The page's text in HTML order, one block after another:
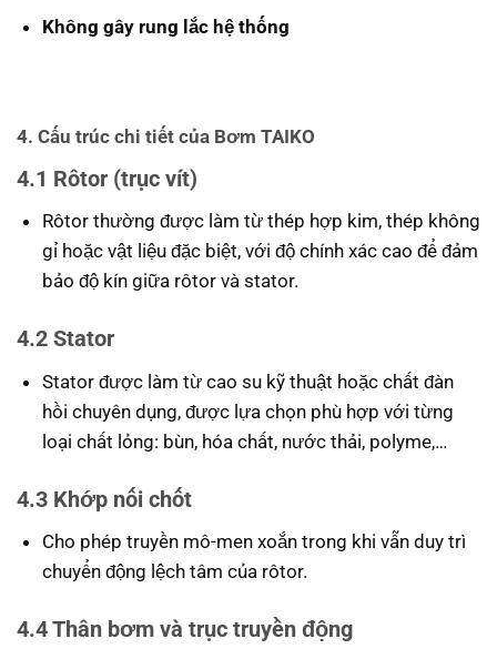
Không gây rung lắc hệ thống
4. Cấu trúc chi tiết của Bơm TAIKO
4.1 Rôtor (trục vít)
Rôtor thường được làm từ thép hợp kim, thép không
gỉ hoặc vật liệu đặc biệt, với độ chính xác cao để đảm
bảo độ kín giữa rôtor và stator.
4.2 Stator
Stator được làm từ cao su kỹ thuật hoặc chất đàn
hồi chuyên dụng, được lựa chọn phù hợp với từng
loại chất lỏng: bùn, hóa chất, nước thải, polyme,…
4.3 Khớp nối chốt
Cho phép truyền mô-men xoắn trong khi vẫn duy trì
chuyển động lệch tâm của rôtor.
4.4 Thân bơm và trục truyền động